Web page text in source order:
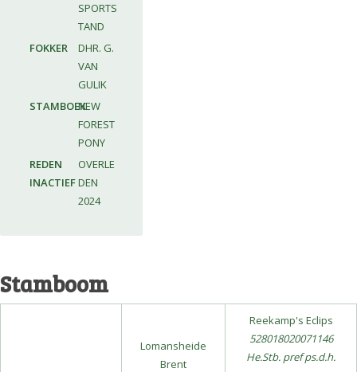
SPORTS
TAND
FOKKER
DHR. G.
VAN
GULIK
STAMBOEKNEW
FOREST
PONY
REDEN
INACTIEF
OVERLE
DEN
2024
Stamboom
Lomansheide
Brent
Reekamp's Eclips
528018020071146
He.Stb. pref ps.d.h.